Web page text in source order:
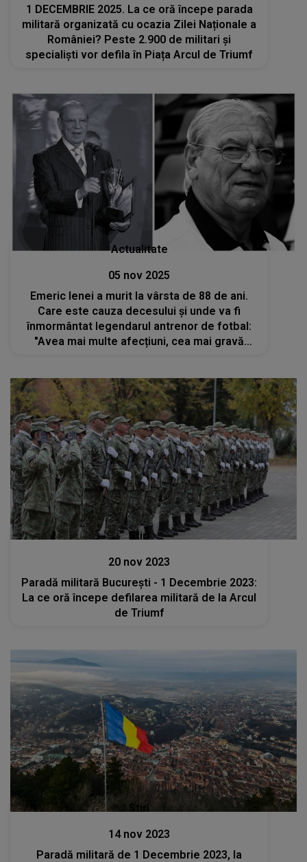
1 DECEMBRIE 2025. La ce oră începe parada
militară organizată cu ocazia Zilei Naționale a
României? Peste 2.900 de militari şi
specialişti vor defila în Piața Arcul de Triumf
Actualitate
05 nov 2025
Emeric Ienei a murit la vârsta de 88 de ani.
Care este cauza decesului şi unde va fi
înmormântat legendarul antrenor de fotbal:
"Avea mai multe afecțiuni, cea mai gravă
Stiri
20 nov 2023
Paradă militară București - 1 Decembrie 2023:
La ce oră începe defilarea militară de la Arcul
de Triumf
Stiri
14 nov 2023
Paradă militară de 1 Decembrie 2023, la